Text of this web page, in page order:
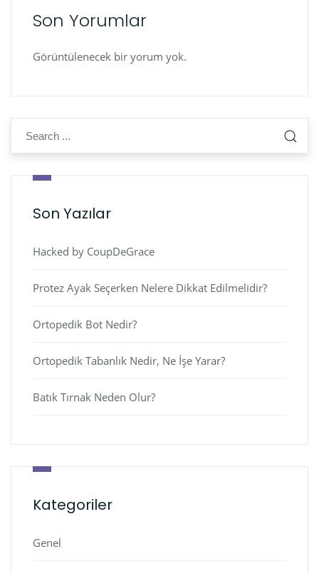
Son Yorumlar
Görüntülenecek bir yorum yok.
Son Yazılar
Hacked by CoupDeGrace
Protez Ayak Seçerken Nelere Dikkat Edilmelidir?
Ortopedik Bot Nedir?
Ortopedik Tabanlık Nedir, Ne İşe Yarar?
Batık Tırnak Neden Olur?
Kategoriler
Genel